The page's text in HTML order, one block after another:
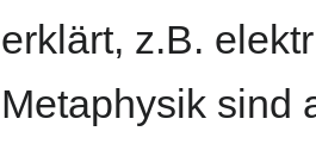
erklärt, z.B.
Metaphysik sind